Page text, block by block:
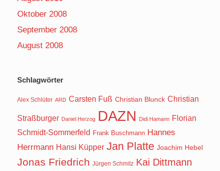
Oktober 2008
September 2008
August 2008
Schlagwörter
Alex Schlüter ARD Carsten Fuß Christian Blunck Christian
Straßburger Daniel Herzog DAZN Didi Hamann Florian
Schmidt-Sommerfeld Frank Buschmann Hannes
Herrmann Hansi Küpper Jan Platte Joachim Hebel
Jonas Friedrich Jürgen Schmitz Kai Dittmann